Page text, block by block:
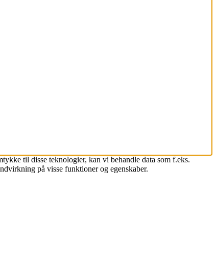
til disse teknologier, kan vi behandle data som f.eks.
på visse funktioner og egenskaber.